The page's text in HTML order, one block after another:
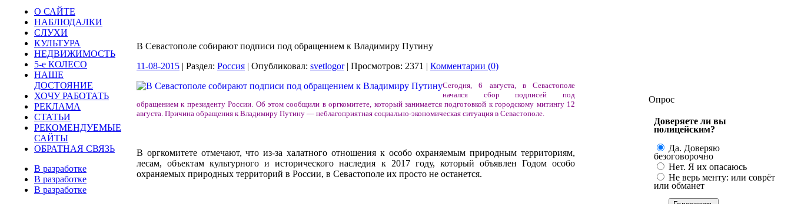
О САЙТЕ
НАБЛЮДАЛКИ
СЛУХИ
КУЛЬТУРА
НЕДВИЖИМОСТЬ
5-е КОЛЕСО
НАШЕ
ДОСТОЯНИЕ
ХОЧУ РАБОТАТЬ
РЕКЛАМА
СТАТЬИ
РЕКОМЕНДУЕМЫЕ
САЙТЫ
ОБРАТНАЯ СВЯЗЬ
В разработке
В разработке
В разработке
В Севастополе собирают подписи под обращением к Владимиру Путину
11-08-2015 | Раздел: Россия | Опубликовал: svetlogor| Просмотров: 2371 | Комментарии (0)
Сегодня, 6 августа, в Севастополе
начался сбор подписей под
обращением к президенту России. Об этом сообщили в оргкомитете, который занимается подготовкой к городскому митингу 12
августа. Причина обращения к Владимиру Путину — неблагоприятная социально-экономическая ситуация в Севастополе.
В оргкомитете отмечают, что из-за халатного отношения к особо охраняемым природным территориям,
лесам, объектам культурного и исторического наследия к 2017 году, который объявлен Годом особо
охраняемых природных территорий в России, в Севастополе их просто не останется.
Опрос
Доверяете ли вы
полицейским?
Да. Доверяю
безоговорочно
Нет. Я их опасаюсь
Не верь менту: или соврёт
или обманет